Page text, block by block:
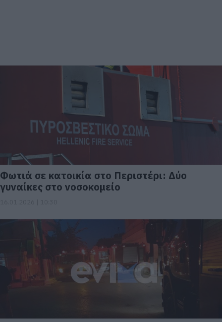
Φωτιά σε κατοικία στο Περιστέρι: Δύο
γυναίκες στο νοσοκομείο